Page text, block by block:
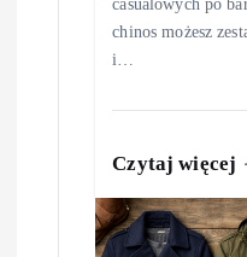
chinos możesz
i…
Czytaj więcej